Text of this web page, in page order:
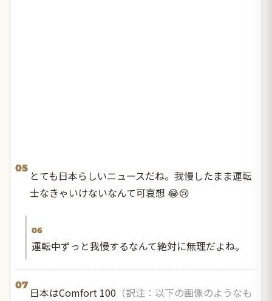
05
とても日本らしいニュースだね。我慢したまま運転
士なきゃいけないなんて可哀想 😂😢
06
運転中ずっと我慢するなんて絶対に無理だよね。
07
日本はComfort 100 （訳注：以下の画像のようなも